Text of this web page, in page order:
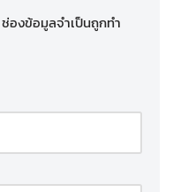
ช่องข้อมูลจำเป็นถูกทำ